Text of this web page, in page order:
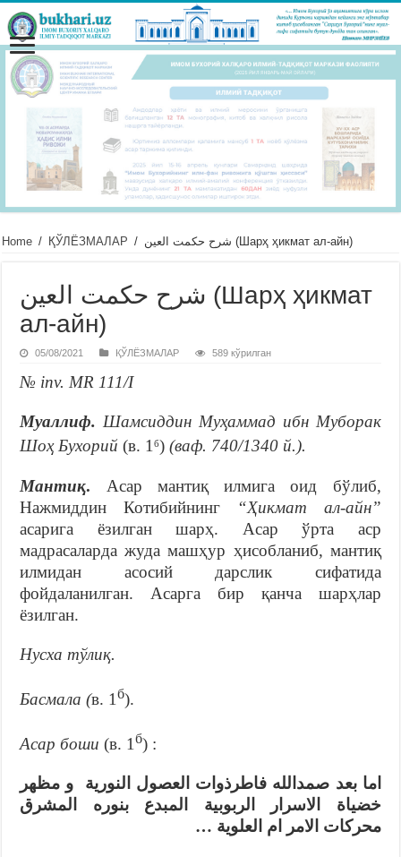
Home / ҚЎЛЁЗМАЛАР / شرح حكمت العين (Шарҳ ҳикмат ал-айн)
شرح حكمت العين (Шарҳ ҳикмат
ал-айн)
05/08/2021 ҚЎЛЁЗМАЛАР 589 кўрилган
№ inv. MR 111/I
Муаллиф.Шамсиддин Муҳаммад ибн Муборак
Шоҳ Бухорий(в. 1б) (ваф. 740/1340 й.).
Мантиқ. Асар мантиқ илмига оид бўлиб,
Нажмиддин Котибийнинг “Ҳикмат ал-айн”
асарига ёзилган шарҳ. Асар ўрта аср
мадрасаларда жуда машҳур ҳисобланиб, мантиқ
илмидан асосий дарслик сифатида
фойдаланилган. Асарга бир қанча шарҳлар
ёзилган.
Нусха тўлиқ.
Басмала (в. 1б).
Асар боши (в. 1б) :
اما بعد صمدالله فاطرذوات العصول النورية و مظهر
خضياة الاسرار الربوبية المبدع بنوره المشرق
محركات الامر ام العلوية …